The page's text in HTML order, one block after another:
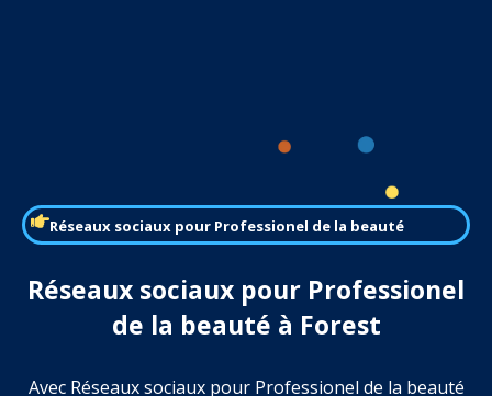
Réseaux sociaux pour Professionel de la beauté
Réseaux sociaux pour Professionel
de la beauté à Forest
Avec Réseaux sociaux pour Professionel de la beauté